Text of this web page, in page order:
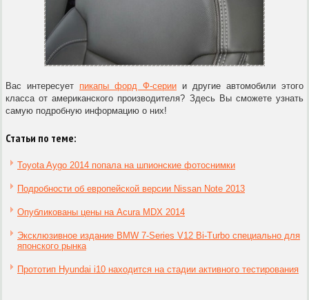
Вас интересует пикапы форд Ф-серии и другие автомобили этого
класса от американского производителя? Здесь Вы сможете узнать
самую подробную информацию о них!
Статьи по теме:
Toyota Aygo 2014 попала на шпионские фотоснимки
Подробности об европейской версии Nissan Note 2013
Опубликованы цены на Acura MDX 2014
Эксклюзивное издание BMW 7-Series V12 Bi-Turbo специально для
японского рынка
Прототип Hyundai i10 находится на стадии активного тестирования